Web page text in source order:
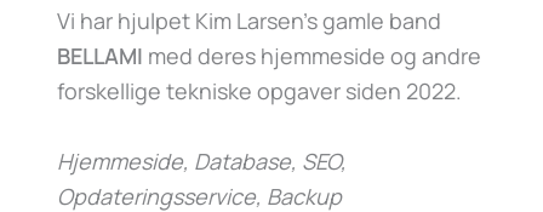
Vi har hjulpet Kim Larsen’s gamle band
BELLAMI med deres hjemmeside og andre
forskellige tekniske opgaver siden 2022.
Hjemmeside, Database, SEO,
Opdateringsservice, Backup